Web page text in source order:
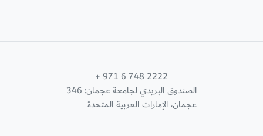
+ 971 6 748 2222
الصندوق البريدي لجامعة عجمان: 346
عجمان، الإمارات العربية المتحدة